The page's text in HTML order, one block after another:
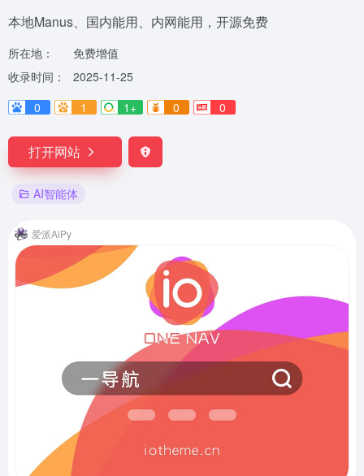
本地Manus、国内能用、内网能用，开源免费
所在地：
免费增值
收录时间：
2025-11-25
0
1 1+ 0 0
打开网站
AI智能体
爱派AiPy